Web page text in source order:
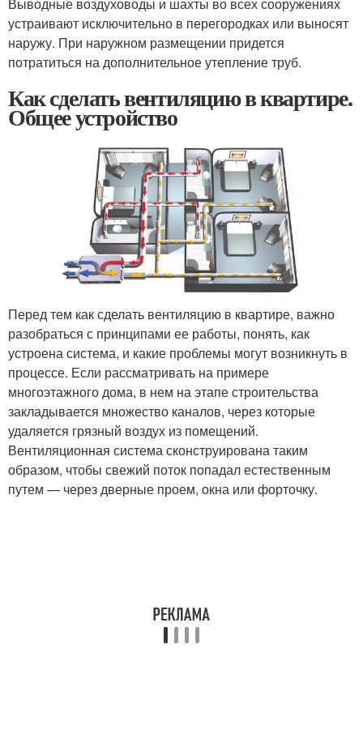
Выводные воздуховоды и шахты во всех сооружениях
устраивают исключительно в перегородках или выносят
наружу. При наружном размещении придется
потратиться на дополнительное утепление труб.
Как сделать вентиляцию в квартире.
Общее устройство
Перед тем как сделать вентиляцию в квартире, важно
разобраться с принципами ее работы, понять, как
устроена система, и какие проблемы могут возникнуть в
процессе. Если рассматривать на примере
многоэтажного дома, в нем на этапе строительства
закладывается множество каналов, через которые
удаляется грязный воздух из помещений.
Вентиляционная система сконструирована таким
образом, чтобы свежий поток попадал естественным
путем — через дверные проем, окна или форточку.